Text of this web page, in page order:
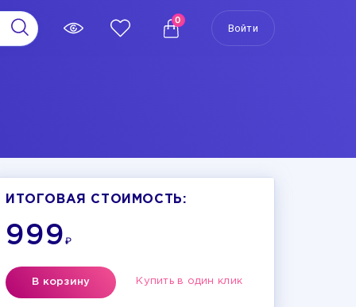
0
Войти
ИТОГОВАЯ СТОИМОСТЬ:
999₽
В корзину Купить в один клик